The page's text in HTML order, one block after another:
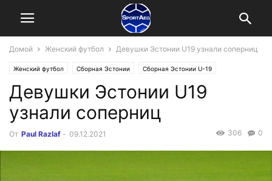
Домой Женский футбол Девушки Эстонии U19 узнали соперниц
Женский футбол Сборная Эстонии Сборная Эстонии U-19
Девушки Эстонии U19
узнали соперниц
От Paul Razlaf - 09.12.2021 0
306